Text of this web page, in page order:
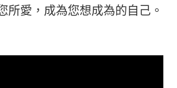
所愛，成為您想成為的自己。